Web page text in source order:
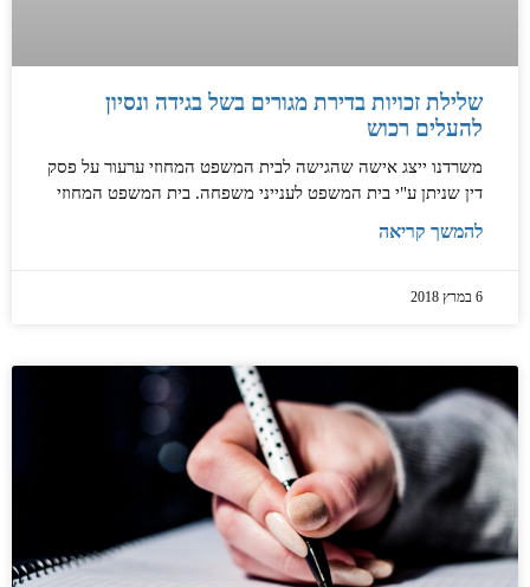
שלילת זכויות בדירת מגורים בשל בגידה ונסיון
להעלים רכוש
משרדנו ייצג אישה שהגישה לבית המשפט המחוזי ערעור על פסק
דין שניתן ע"י בית המשפט לענייני משפחה. בית המשפט המחוזי
להמשך קריאה
6 במרץ 2018